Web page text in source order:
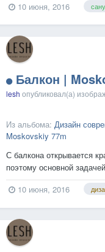
дерево такой же
10 июня, 2016
Балкон |
lesh опубликовал(а)
Из альбома: Дизайн
Moskovskiy 77m
С балкона открывается
поэтому основной
приятного
клинкерной плиткой под
10 июня, 2016